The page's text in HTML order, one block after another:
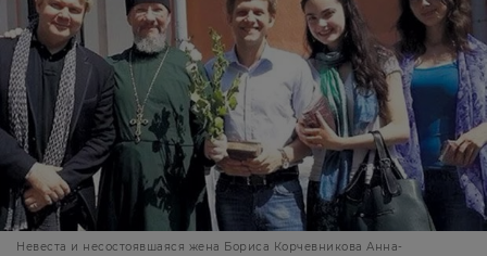
Невеста и несостоявшаяся жена Бориса Корчевникова Анна-